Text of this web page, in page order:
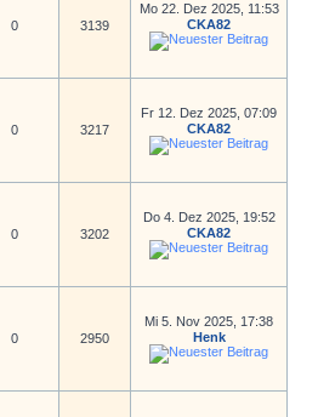
0 3139
Mo 22. Dez 2025, 11:53
CKA82
0 3217
Fr 12. Dez 2025, 07:09
CKA82
0 3202
Do 4. Dez 2025, 19:52
CKA82
0 2950
Mi 5. Nov 2025, 17:38
Henk